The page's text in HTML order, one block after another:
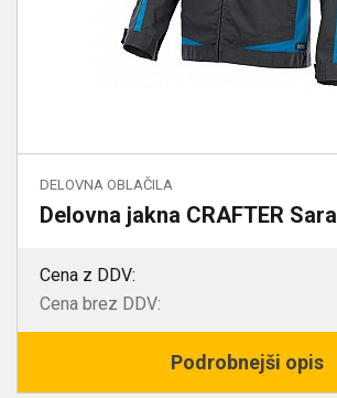
DELOVNA OBLAČILA
Delovna jakna CRAFTER Sara
Cena z DDV:
Cena brez DDV:
Podrobnejši opis